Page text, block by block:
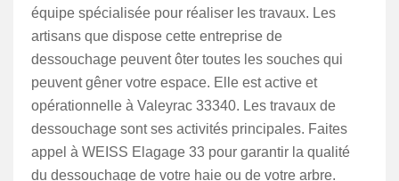
équipe spécialisée pour réaliser les travaux. Les
artisans que dispose cette entreprise de
dessouchage peuvent ôter toutes les souches qui
peuvent gêner votre espace. Elle est active et
opérationnelle à Valeyrac 33340. Les travaux de
dessouchage sont ses activités principales. Faites
appel à WEISS Elagage 33 pour garantir la qualité
du dessouchage de votre haie ou de votre arbre.